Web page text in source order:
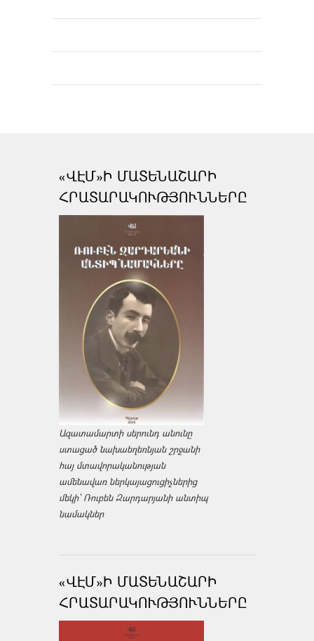
«ՎԷՄ»Ի ՄԱՏԵՆԱՇԱՐԻ
ՀՐԱՏԱՐԱԿՈՒԹՅՈՒՆՆԵՐԸ
Ազատամարտի սերունդ անունը
ստացած նախաեղեռնյան շրջանի
հայ մտավորականության
ամենավառ ներկայացուցիչներից
մեկի՝ Ռուբեն Զարդարյանի անտիպ
նամակներ
«ՎԷՄ»Ի ՄԱՏԵՆԱՇԱՐԻ
ՀՐԱՏԱՐԱԿՈՒԹՅՈՒՆՆԵՐԸ